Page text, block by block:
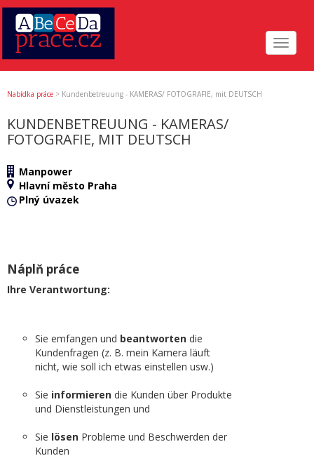
Toggle
Nabídka práce > Kundenbetreuung - KAMERAS/ FOTOGRAFIE, mit DEUTSCH
KUNDENBETREUUNG - KAMERAS/
FOTOGRAFIE, MIT DEUTSCH
Manpower
Hlavní město Praha
Plný úvazek
Náplň práce
Ihre Verantwortung:
Sie emfangen und beantworten die
Kundenfragen (z. B. mein Kamera läuft
nicht, wie soll ich etwas einstellen usw.)
Sie informieren die Kunden über Produkte
und Dienstleistungen und
Sie lösen Probleme und Beschwerden der
Kunden